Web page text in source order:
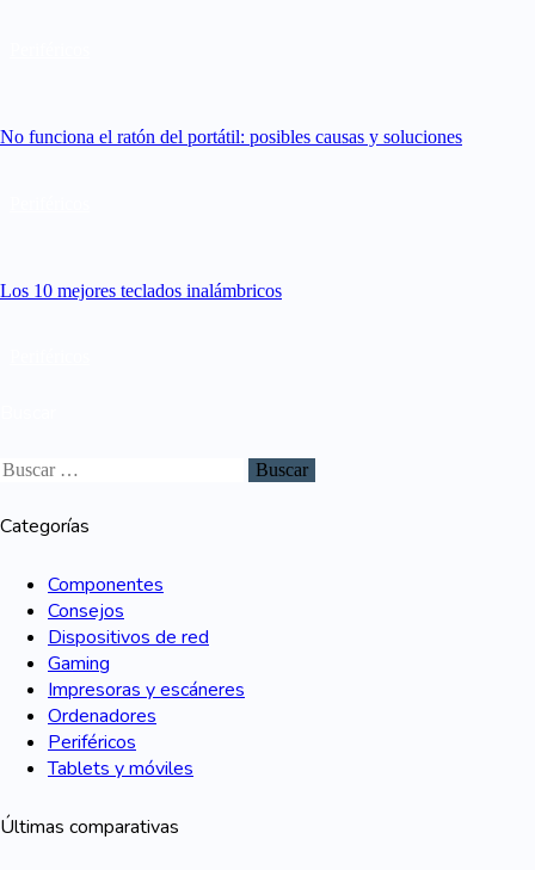
No funciona el ratón del portátil: posibles causas y soluciones
Los 10 mejores teclados inalámbricos
Categorías
Componentes
Consejos
Dispositivos de red
Gaming
Impresoras y escáneres
Ordenadores
Periféricos
Tablets y móviles
Últimas comparativas